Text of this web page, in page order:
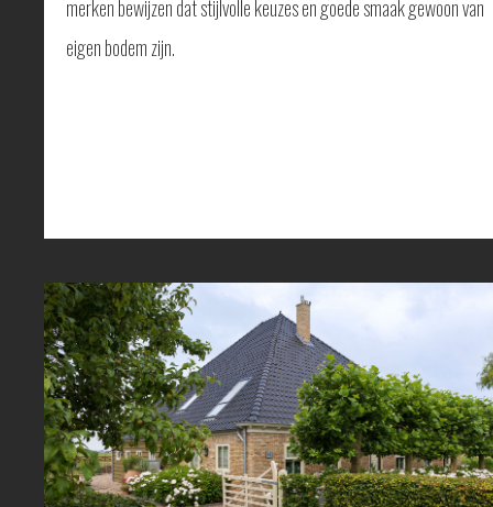
merken bewijzen dat stijlvolle keuzes en goede smaak gewoon van
eigen bodem zijn.